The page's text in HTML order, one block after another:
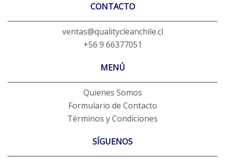
CONTACTO
ventas@qualitycleanchile.cl
+56 9 66377051
MENÚ
Quienes Somos
Formulario de Contacto
Términos y Condiciones
SÍGUENOS